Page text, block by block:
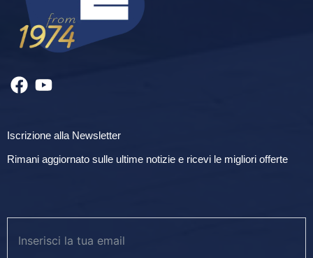
Iscrizione alla Newsletter
Rimani aggiornato sulle ultime notizie e ricevi le migliori offerte